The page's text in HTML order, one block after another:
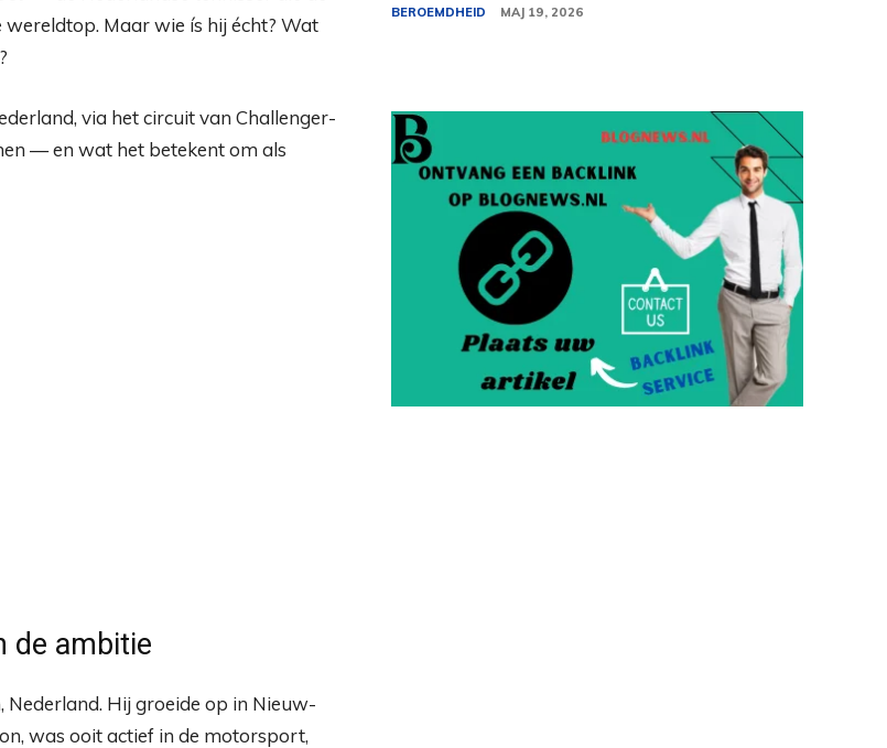
Maar wie ís hij écht? Wat
via het circuit van Challenger-
— en wat het betekent om als
de ambitie
Nederland. Hij groeide op in Nieuw-
was ooit actief in de motorsport,
BEROEMDHEID MAJ 19, 2026